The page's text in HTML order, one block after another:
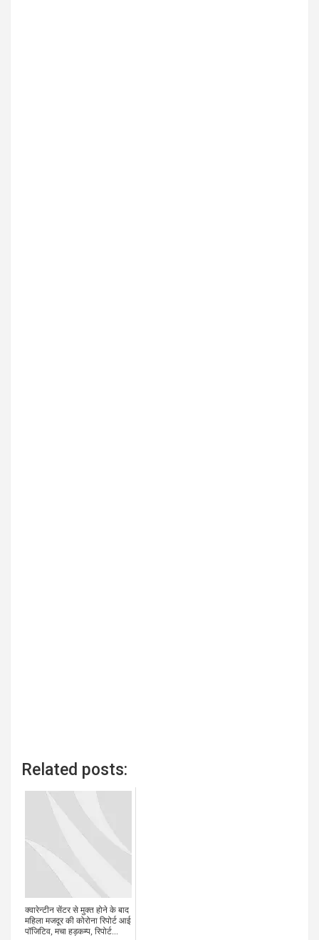
Related posts:
क्वारेन्टीन सेंटर से मुक्त होने के बाद
महिला मजदूर की कोरोना रिपोर्ट आई
पॉजिटिव, मचा हड़कम्प, रिपोर्ट...